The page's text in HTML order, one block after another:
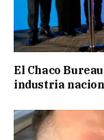
El Chaco
industria